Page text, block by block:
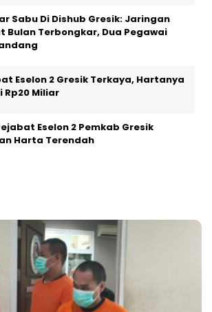
Sabu Di Dishub Gresik: Jaringan
Bulan Terbongkar, Dua Pegawai
Eselon 2 Gresik Terkaya, Hartanya
Rp20 Miliar
Eselon 2 Pemkab Gresik
Harta Terendah